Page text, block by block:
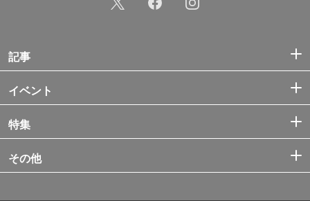
記事
イベント
特集
その他